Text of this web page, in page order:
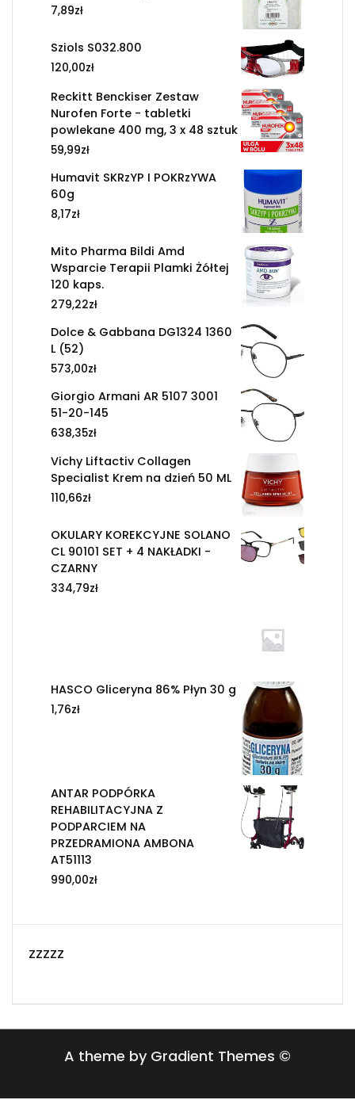
7,89zł
Sziols S032.800
120,00zł
Reckitt Benckiser Zestaw
Nurofen Forte - tabletki
powlekane 400 mg, 3 x 48 sztuk
59,99zł
Humavit SKRzYP I POKRzYWA
60g
8,17zł
Mito Pharma Bildi Amd
Wsparcie Terapii Plamki Żółtej
120 kaps.
279,22zł
Dolce & Gabbana DG1324 1360
L (52)
573,00zł
Giorgio Armani AR 5107 3001
51-20-145
638,35zł
Vichy Liftactiv Collagen
Specialist Krem na dzień 50 ML
110,66zł
OKULARY KOREKCYJNE SOLANO
CL 90101 SET + 4 NAKŁADKI -
CZARNY
334,79zł
HASCO Gliceryna 86% Płyn 30 g
1,76zł
ANTAR PODPÓRKA
REHABILITACYJNA Z
PODPARCIEM NA
PRZEDRAMIONA AMBONA
AT51113
990,00zł
zzzzz
A theme by Gradient Themes ©